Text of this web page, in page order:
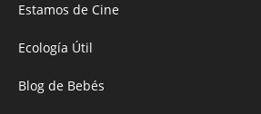
Estamos de Cine
Ecología Útil
Blog de Bebés